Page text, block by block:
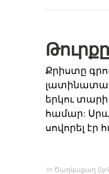
Քրիստը
լատինատառ
երկու
համար: Սրա
սովորել
in Ծաղկաքաղ